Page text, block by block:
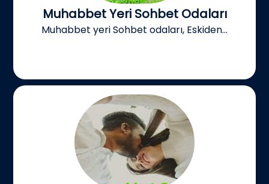
Muhabbet Yeri Sohbet Odaları
Muhabbet yeri Sohbet odaları, Eskiden...